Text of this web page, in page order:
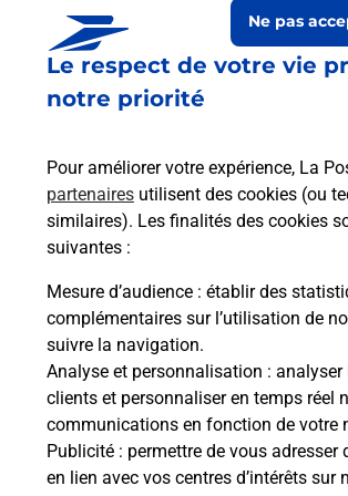
Le respect de votre vie
notre priorité
Pour améliorer votre expérience, La
partenaires utilisent des cookies (ou
similaires). Les finalités des cookies
suivantes :
Mesure d’audience : établir des
complémentaires sur l’utilisation de
suivre la navigation.
Analyse et personnalisation :
clients et personnaliser en temps réel
communications en fonction de votre
Publicité : permettre de vous adresser
en lien avec vos centres d’intérêts sur
Ne pas
Prochaine collecte du courrier
8 Place De La Mairie
42110 Pouilly Les Feurs
Itinéraire
Le lien s'ouvre dans un nouvel onglet